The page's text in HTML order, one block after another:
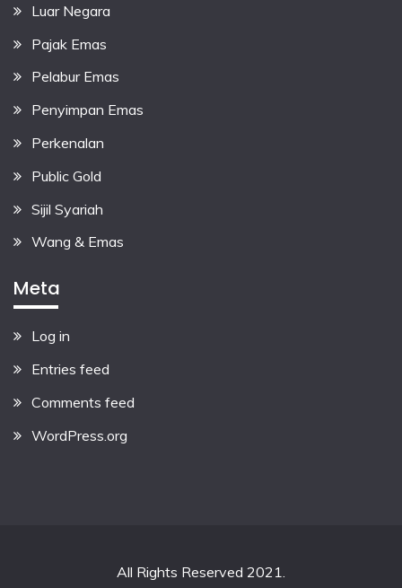
Luar Negara
Pajak Emas
Pelabur Emas
Penyimpan Emas
Perkenalan
Public Gold
Sijil Syariah
Wang & Emas
Meta
Log in
Entries feed
Comments feed
WordPress.org
All Rights Reserved 2021.